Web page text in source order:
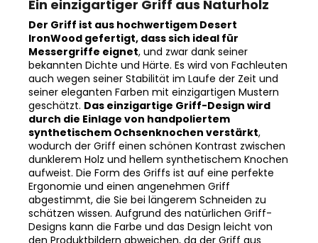
Der Griff ist aus hochwertigem Desert
IronWood gefertigt, dass sich ideal für
Messergriffe eignet , und zwar dank seiner
bekannten Dichte und Härte. Es wird von Fachleuten
auch wegen seiner Stabilität im Laufe der Zeit und
seiner eleganten Farben mit einzigartigen Mustern
geschätzt.Das einzigartige Griff-Design wird
durch die Einlage von handpoliertem
synthetischem Ochsenknochen verstärkt
wodurch der Griff einen schönen Kontrast zwischen
dunklerem Holz und hellem synthetischem Knochen
aufweist. Die Form des Griffs ist auf eine perfekte
Ergonomie und einen angenehmen Griff
abgestimmt, die Sie bei längerem Schneiden zu
schätzen wissen. Aufgrund des natürlichen Griff-
Designs kann die Farbe und das Design leicht von
den Produktbildern abweichen, da der Griff aus
einem anderen Holzstück gefertigt wurde oder da